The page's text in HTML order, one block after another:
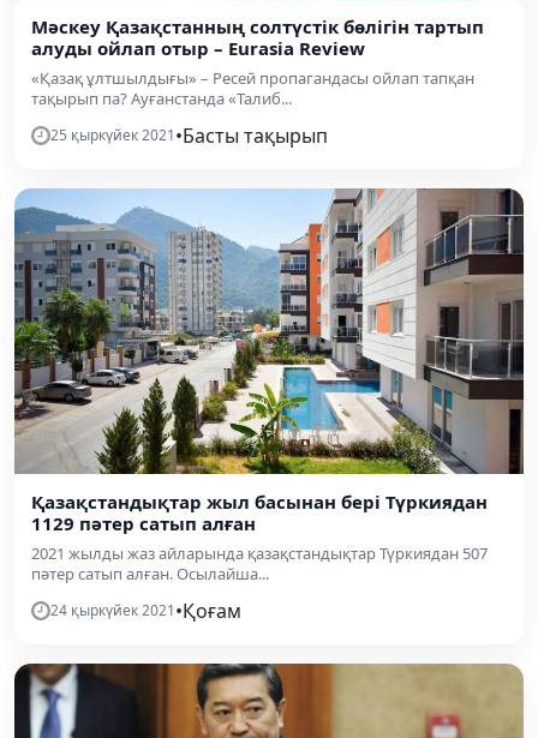
Мәскеу Қазақстанның солтүстік бөлігін тартып
алуды ойлап отыр – Eurasia Review
«Қазақ ұлтшылдығы» – Ресей пропагандасы ойлап тапқан
тақырып па? Ауғанстанда «Талиб...
25 қыркүйек 2021•Басты тақырып
Қазақстандықтар жыл басынан бері Түркиядан
1129 пәтер сатып алған
2021 жылды жаз айларында қазақстандықтар Түркиядан 507
пәтер сатып алған. Осылайша...
24 қыркүйек 2021•Қоғам